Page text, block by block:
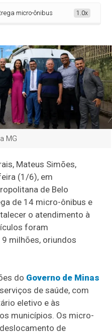
micro-ônibus e vacimóveis para
1.0x
MG
Mateus Simões,
(1/6), em
de Belo
de 14 micro-ônibus e
o atendimento à
foram
milhões, oriundos
do Governo de Minas
de saúde, com
eletivo e às
municípios. Os micro-
de